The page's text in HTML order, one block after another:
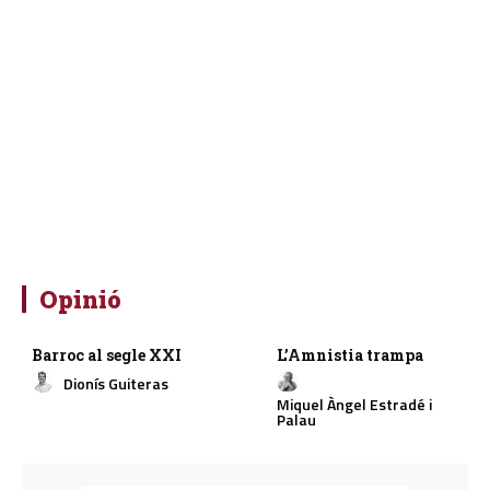
Opinió
Barroc al segle XXI
Dionís Guiteras
L’Amnistia trampa
Miquel Àngel Estradé i
Palau